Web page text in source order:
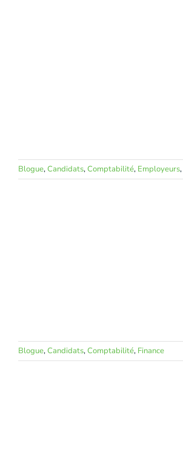
Blogue,Candidats,Comptabilité, Employeurs,
Blogue,Candidats,Comptabilité, Finance